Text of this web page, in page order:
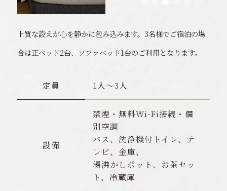
上質な設えが心を静かに包み込みます。 3名様でご宿泊の場
合は正ベッド2台、ソファベッド1台のご利用となります。
定員 1人〜3人
設備
禁煙・無料Wi-Fi接続・個
別空調
バス、洗浄機付トイレ、テ
レビ、金庫、
湯沸かしポット、お茶セッ
ト、冷蔵庫